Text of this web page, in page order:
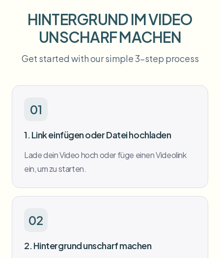
Gesichtstausch - Video
Hochdurchsatz-Pipelines
Alles weichzeichnen
Uploads, Jobs und Webhooks automatisieren
Kontaktformular
Massen-Hintergrundentfernung
HINTERGRUND IM VIDEO
UNSCHARF MACHEN
Get started with our simple 3-step process
01
1. Link einfügen oder Datei hochladen
Lade dein Video hoch oder füge einen Videolink
ein, um zu starten.
02
2. Hintergrund unscharf machen